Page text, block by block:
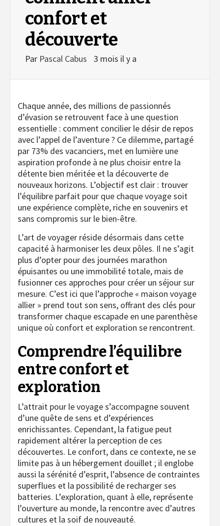
confort et
découverte
Par Pascal Cabus 3 mois il y a
Chaque année, des millions de passionnés
d’évasion se retrouvent face à une question
essentielle : comment concilier le désir de repos
avec l’appel de l’aventure ? Ce dilemme, partagé
par 73% des vacanciers, met en lumière une
aspiration profonde à ne plus choisir entre la
détente bien méritée et la découverte de
nouveaux horizons. L’objectif est clair : trouver
l’équilibre parfait pour que chaque voyage soit
une expérience complète, riche en souvenirs et
sans compromis sur le bien-être.
L’art de voyager réside désormais dans cette
capacité à harmoniser les deux pôles. Il ne s’agit
plus d’opter pour des journées marathon
épuisantes ou une immobilité totale, mais de
fusionner ces approches pour créer un séjour sur
mesure. C’est ici que l’approche « maison voyage
allier » prend tout son sens, offrant des clés pour
transformer chaque escapade en une parenthèse
unique où confort et exploration se rencontrent.
Comprendre l’équilibre
entre confort et
exploration
L’attrait pour le voyage s’accompagne souvent
d’une quête de sens et d’expériences
enrichissantes. Cependant, la fatigue peut
rapidement altérer la perception de ces
découvertes. Le confort, dans ce contexte, ne se
limite pas à un hébergement douillet ; il englobe
aussi la sérénité d’esprit, l’absence de contraintes
superflues et la possibilité de recharger ses
batteries. L’exploration, quant à elle, représente
l’ouverture au monde, la rencontre avec d’autres
cultures et la soif de nouveauté.